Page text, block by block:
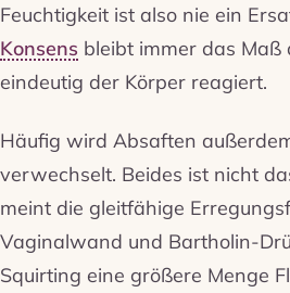
Feuchtigkeit ist also nie ein
Konsens bleibt immer das Maß
eindeutig der Körper reagiert.
Häufig wird Absaften
verwechselt. Beides ist nicht
meint die gleitfähige
Vaginalwand und Bartholin-
Squirting eine größere Menge